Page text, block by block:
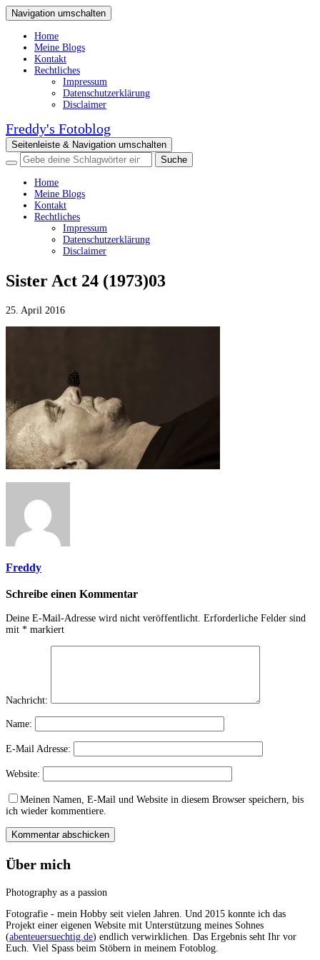
Navigation umschalten
Home
Meine Blogs
Kontakt
Rechtliches
Impressum
Datenschutzerklärung
Disclaimer
Freddy's Fotoblog
Seitenleiste & Navigation umschalten
Home
Meine Blogs
Kontakt
Rechtliches
Impressum
Datenschutzerklärung
Disclaimer
Sister Act 24 (1973)03
25. April 2016
Freddy
Schreibe einen Kommentar
Deine E-Mail-Adresse wird nicht veröffentlicht. Erforderliche Felder sind
mit * markiert
Nachricht:
Name:
E-Mail Adresse:
Website:
Meinen Namen, E-Mail und Website in diesem Browser speichern, bis
ich wieder kommentiere.
Über mich
Photography as a passion
Fotografie - mein Hobby seit vielen Jahren. Und 2015 konnte ich das
Projekt einer eigenen Website mit Unterstützung meines Sohnes
(abenteuersuechtig.de) endlich verwirklichen. Das Ergebnis seht Ihr vor
Euch. Viel Spass beim Stöbern in meinem Fotoblog.